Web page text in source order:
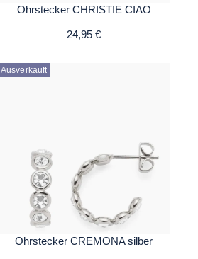
Ohrstecker CHRISTIE CIAO
24,95 €
Ausverkauft
Ohrstecker CREMONA silber